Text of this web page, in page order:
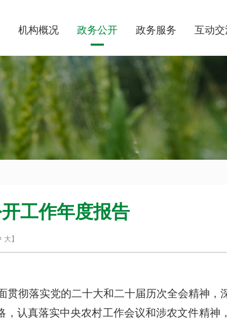
机构概况 政务公开 政务服务 互动交
工作年度报告
大 】
贯彻落实党的二十大和二十届历次全会精神，
，认真落实中央农村工作会议和涉农文件精神